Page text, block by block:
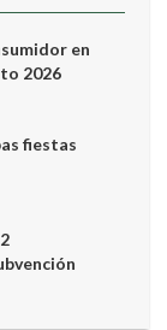
en
2026
fiestas